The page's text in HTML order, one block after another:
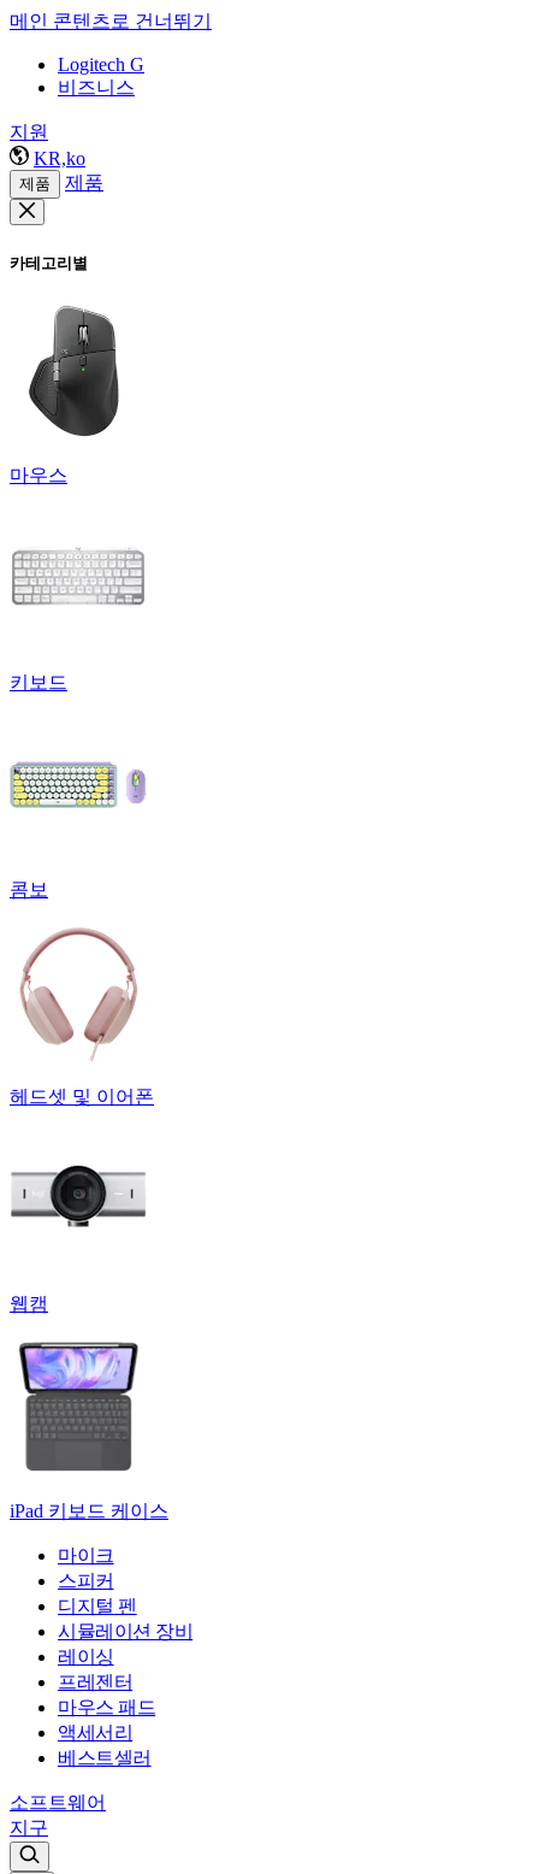
메인 콘텐츠로 건너뛰기
Logitech G
비즈니스
지원
KR,ko
제품 제품
카테고리별
마우스
키보드
콤보
헤드셋 및 이어폰
웹캠
iPad 키보드 케이스
마이크
스피커
디지털 펜
시뮬레이션 장비
레이싱
프레젠터
마우스 패드
액세서리
베스트셀러
소프트웨어
지구